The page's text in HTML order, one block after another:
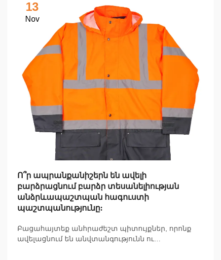
13
Nov
Ո՞ր ապրանքանիշերն են ավելի
բարձրացնում բարձր տեսանելիության
անձրևապաշտպան հագուստի
պաշտպանությունը:
Բացահայտեք անհրաժեշտ պիտույքներ, որոնք
ավելացնում են անվտանգությունն ու